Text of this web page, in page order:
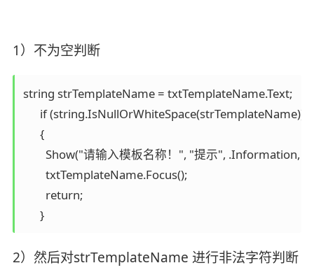
1）不为空判断
string strTemplateName = txtTemplateName.Text;
      if (string.IsNullOrWhiteSpace(strTemplateName))
      {
Show("请输入模板名称！", "提示", .Information,
        txtTemplateName.Focus();
        return;
      }
2）然后对strTemplateName 进行非法字符判断